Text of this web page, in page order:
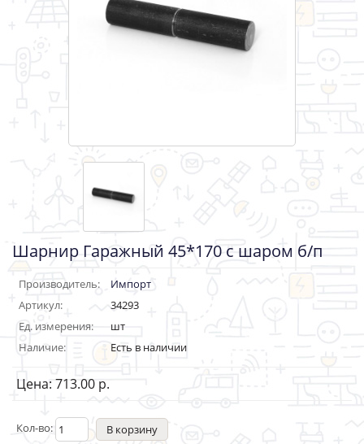
Шарнир Гаражный 45*170 с шаром б/п
Производитель:
Импорт
Артикул:
34293
Ед. измерения:
шт
Наличие:
Есть в наличии
Цена: 713.00 р.
Кол-во: